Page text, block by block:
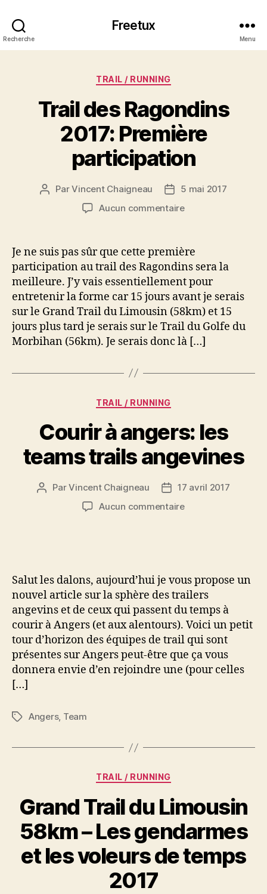
Recherche
Freetux
Menu
Catégories
TRAIL / RUNNING
Trail des Ragondins
2017: Première
participation
Auteur
ParVincent Chaigneau
Date
de
5 mai 2017
Aucun commentairesur
Première
participation
Je ne suis pas sûr que cette première
participation au trail des Ragondins sera la
meilleure. J’y vais essentiellement pour
entretenir la forme car 15 jours avant je serais
sur le Grand Trail du Limousin (58km) et 15
jours plus tard je serais sur le Trail du Golfe du
Morbihan (56km). Je serais donc là […]
Catégories
TRAIL / RUNNING
Courir à angers: les
teams trails angevines
Auteur
ParVincent Chaigneau
Date
de
17 avril 2017
Aucun commentairesur
trails
angevines
Salut les dalons, aujourd’hui je vous propose un
nouvel article sur la sphère des trailers
angevins et de ceux qui passent du temps à
courir à Angers (et aux alentours). Voici un petit
tour d’horizon des équipes de trail qui sont
présentes sur Angers peut-être que ça vous
donnera envie d’en rejoindre une (pour celles
[…]
Étiquettes
Angers, Team
Catégories
TRAIL / RUNNING
Grand Trail du Limousin
58km – Les gendarmes
et les voleurs de temps
2017